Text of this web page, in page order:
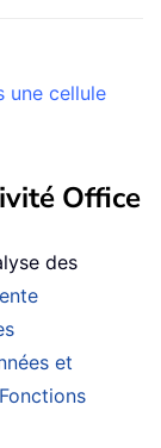
une cellule
Office
des
et